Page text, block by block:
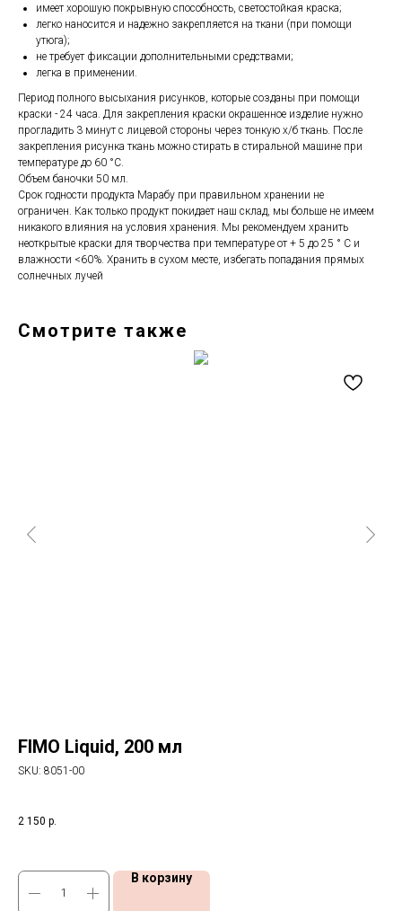
имеет хорошую покрывную способность, светостойкая краска;
легко наносится и надежно закрепляется на ткани (при помощи
утюга);
не требует фиксации дополнительными средствами;
легка в применении.
Период полного высыхания рисунков, которые созданы при помощи
краски - 24 часа. Для закрепления краски окрашенное изделие нужно
прогладить 3 минут с лицевой стороны через тонкую х/б ткань. После
закрепления рисунка ткань можно стирать в стиральной машине при
температуре до 60 °С.
Объем баночки 50 мл.
Срок годности продукта Марабу при правильном хранении не
ограничен. Как только продукт покидает наш склад, мы больше не имеем
никакого влияния на условия хранения. Мы рекомендуем хранить
неоткрытые краски для творчества при температуре от + 5 до 25 ° C и
влажности <60%. Хранить в сухом месте, избегать попадания прямых
солнечных лучей
Смотрите также
FIMO Liquid, 200 мл
SKU: 8051-00
2 150 р.
В корзину